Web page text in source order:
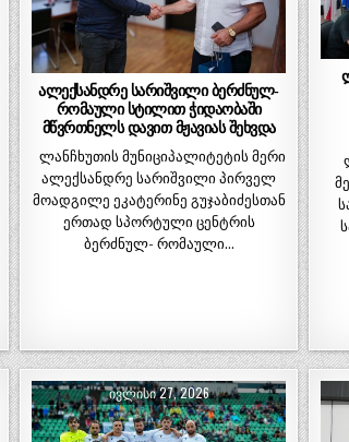
ალექსანდრე სარიშვილი ბერძნულ-
რომაული სტილით ჭიდაობაში
მწვრთნელს დავით მჟავიას შეხვდა
ლანჩხუთის მუნიციპალიტეტის მერი
ალექსანდრე სარიშვილი პირველ
მოადგილე ეკატერინე გუჯაბიძესთან
ერთად სპორტული ცენტრის
ბერძნულ- რომაული…
ᲘᲕᲚᲘᲡᲘ 27, 2026